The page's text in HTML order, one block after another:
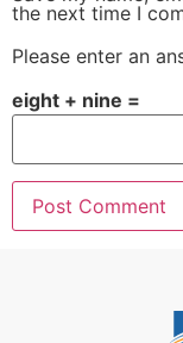
the next time I
Please enter an
eight + nine =